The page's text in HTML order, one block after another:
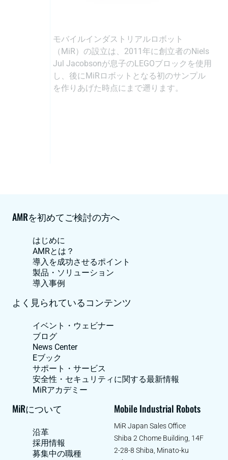
モバイルインダストリアルロボット
（MiR）の設立は、2011年に創立者のNiels
Jul Jacobsonが息子のLEGOブロックを使用
し、後にMiRロボットとなる初のサンプル
を作りあげた時点にまで遡ります。
AMRを初めてご検討の方へ
はじめに
AMRとは？
導入を成功させるポイント
製品・ソリューション
導入事例
よく見られているコンテンツ
イベント・ウェビナー
ブログ
News Center
Eブック
サポート・サービス
安全性・セキュリティに関する最新情報
MiRアカデミー
MiRについて
沿革
採用情報
募集中の職種
Mobile Industrial Robots
MiR Japan Sales Office
Shiba 2 Chome Building, 14F
2-28-8 Shiba, Minato-ku